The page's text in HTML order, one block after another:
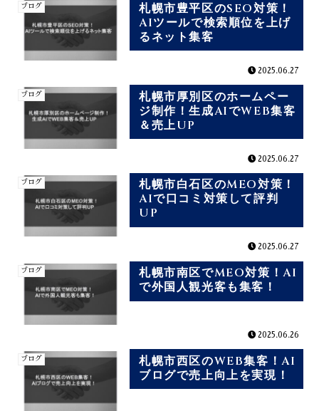
ブログ
札幌市豊平区のSEO対策！
AIツールで検索順位を上げ
るネット集客
2025.06.27
ブログ
札幌市厚別区のホームペー
ジ制作！生成AIでWEB集客
＆売上UP
2025.06.27
ブログ
札幌市白石区のMEO対策！
AIで口コミ対策して評判
UP
2025.06.27
ブログ
札幌市南区でMEO対策！AI
で外国人観光客も集客！
2025.06.26
ブログ
札幌市西区のWEB集客！AI
ブログで売上向上を実現！